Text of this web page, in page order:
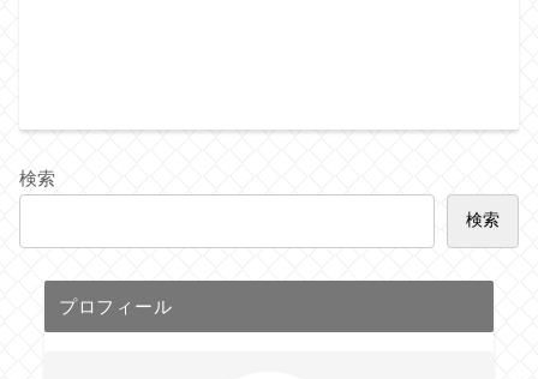
検索
検索
プロフィール